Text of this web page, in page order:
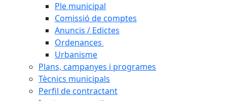
Ple municipal
Comissió de comptes
Anuncis / Edictes
Ordenances
Urbanisme
Plans, campanyes i programes
Tècnics municipals
Perfil de contractant